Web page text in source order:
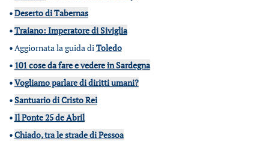
•Deserto di Tabernas
•Traiano: Imperatore di Siviglia
•Aggiornata la guida diToledo
• 101 cose da fare e vedere in Sardegna
•Vogliamo parlare di diritti umani?
•Santuario di Cristo Rei
•Il Ponte 25 de Abril
•Chiado, tra le strade di Pessoa